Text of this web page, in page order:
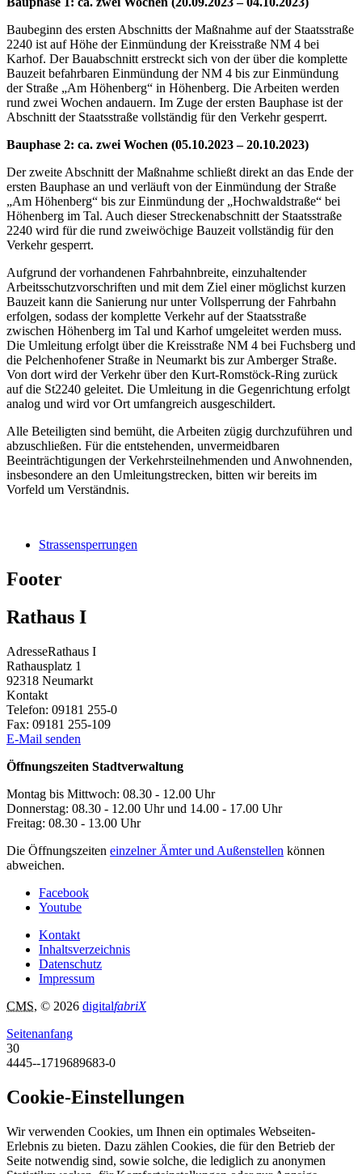
Baubeginn des ersten Abschnitts der Maßnahme auf der Staatsstraße
2240 ist auf Höhe der Einmündung der Kreisstraße NM 4 bei
Karhof. Der Bauabschnitt erstreckt sich von der über die komplette
Bauzeit befahrbaren Einmündung der NM 4 bis zur Einmündung
der Straße „Am Höhenberg“ in Höhenberg. Die Arbeiten werden
rund zwei Wochen andauern. Im Zuge der ersten Bauphase ist der
Abschnitt der Staatsstraße vollständig für den Verkehr gesperrt.
Bauphase 2: ca. zwei Wochen (05.10.2023 – 20.10.2023)
Der zweite Abschnitt der Maßnahme schließt direkt an das Ende der
ersten Bauphase an und verläuft von der Einmündung der Straße
„Am Höhenberg“ bis zur Einmündung der „Hochwaldstraße“ bei
Höhenberg im Tal. Auch dieser Streckenabschnitt der Staatsstraße
2240 wird für die rund zweiwöchige Bauzeit vollständig für den
Verkehr gesperrt.
Aufgrund der vorhandenen Fahrbahnbreite, einzuhaltender
Arbeitsschutzvorschriften und mit dem Ziel einer möglichst kurzen
Bauzeit kann die Sanierung nur unter Vollsperrung der Fahrbahn
erfolgen, sodass der komplette Verkehr auf der Staatsstraße
zwischen Höhenberg im Tal und Karhof umgeleitet werden muss.
Die Umleitung erfolgt über die Kreisstraße NM 4 bei Fuchsberg und
die Pelchenhofener Straße in Neumarkt bis zur Amberger Straße.
Von dort wird der Verkehr über den Kurt-Romstöck-Ring zurück
auf die St2240 geleitet. Die Umleitung in die Gegenrichtung erfolgt
analog und wird vor Ort umfangreich ausgeschildert.
Alle Beteiligten sind bemüht, die Arbeiten zügig durchzuführen und
abzuschließen. Für die entstehenden, unvermeidbaren
Beeinträchtigungen der Verkehrsteilnehmenden und Anwohnenden,
insbesondere an den Umleitungstrecken, bitten wir bereits im
Vorfeld um Verständnis.
Strassensperrungen
Footer
Rathaus I
AdresseRathaus I
Rathausplatz 1
92318 Neumarkt
Kontakt
Telefon: 09181 255-0
Fax: 09181 255-109
E-Mail senden
Öffnungszeiten Stadtverwaltung
Montag bis Mittwoch: 08.30 - 12.00 Uhr
Donnerstag: 08.30 - 12.00 Uhr und 14.00 - 17.00 Uhr
Freitag: 08.30 - 13.00 Uhr
Die Öffnungszeiten einzelner Ämter und Außenstellen können
abweichen.
Facebook
Youtube
Kontakt
Inhaltsverzeichnis
Datenschutz
Impressum
CMS, © 2026 digitalfabriX
Seitenanfang
30
4445--1719689683-0
Cookie-Einstellungen
Wir verwenden Cookies, um Ihnen ein optimales Webseiten-
Erlebnis zu bieten. Dazu zählen Cookies, die für den Betrieb der
Seite notwendig sind, sowie solche, die lediglich zu anonymen